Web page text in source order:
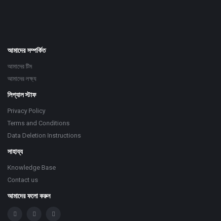
আমাদের সম্পর্কিত
আমাদের টিম
আমাদের লক্ষ্য
লিগ্যাল স্টাফ
Privacy Policy
Terms and Conditions
Data Deletion Instructions
সাহায্য
Knowledge Base
Contact us
আমাদের ফলো করুন